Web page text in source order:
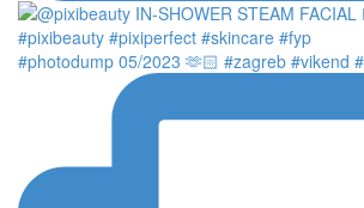
#photodump 05/2023 🫶🏻 #zagreb #vikend